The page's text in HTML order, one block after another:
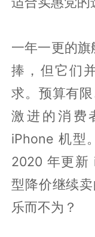
一年一更的
捧，但它们
求。预算有
激进的消费
iPhone 机型
2020 年更新
型降价继续
乐而不为？